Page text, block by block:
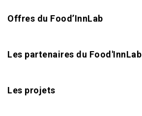
Offres du Food’InnLab
Les partenaires du Food'InnLab
Les projets